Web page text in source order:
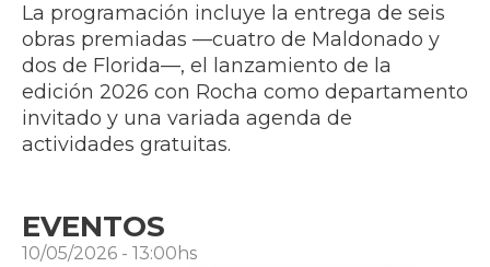
La programación incluye la entrega de seis
obras premiadas —cuatro de Maldonado y
dos de Florida—, el lanzamiento de la
edición 2026 con Rocha como departamento
invitado y una variada agenda de
actividades gratuitas.
EVENTOS
10/05/2026 - 13:00hs